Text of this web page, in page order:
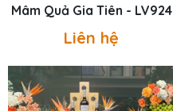
Mâm Quả Gia Tiên - LV924
Liên hệ